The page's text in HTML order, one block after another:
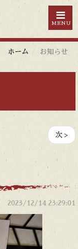
ホーム お知らせ
次 >
2023/12/14 23:29:01
MENU